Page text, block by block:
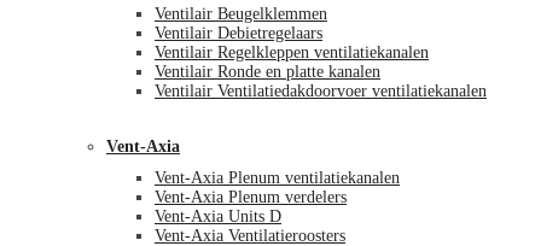
Ventilair Beugelklemmen
Ventilair Debietregelaars
Ventilair Regelkleppen ventilatiekanalen
Ventilair Ronde en platte kanalen
Ventilair Ventilatiedakdoorvoer ventilatiekanalen
Vent-Axia
Vent-Axia Plenum ventilatiekanalen
Vent-Axia Plenum verdelers
Vent-Axia Units D
Vent-Axia Ventilatieroosters